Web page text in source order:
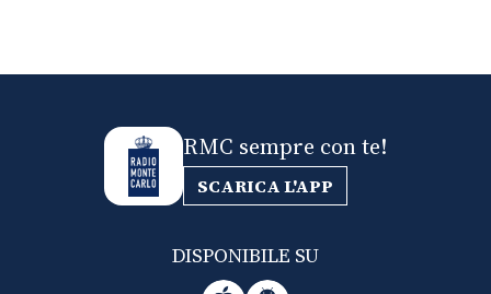
RMC sempre con te!
SCARICA L'APP
DISPONIBILE SU